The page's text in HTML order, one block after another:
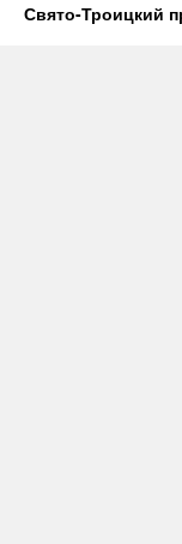
Свято-Троицкий